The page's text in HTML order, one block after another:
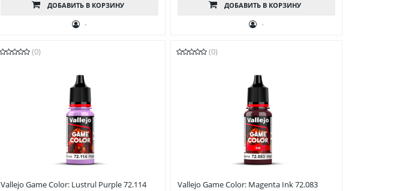
ДОБАВИТЬ В КОРЗИНУ
-
ДОБАВИТЬ В КОРЗИНУ
-
(0)
Vallejo Game Color: Lustrul Purple 72.114
(0)
Vallejo Game Color: Magenta Ink 72.083